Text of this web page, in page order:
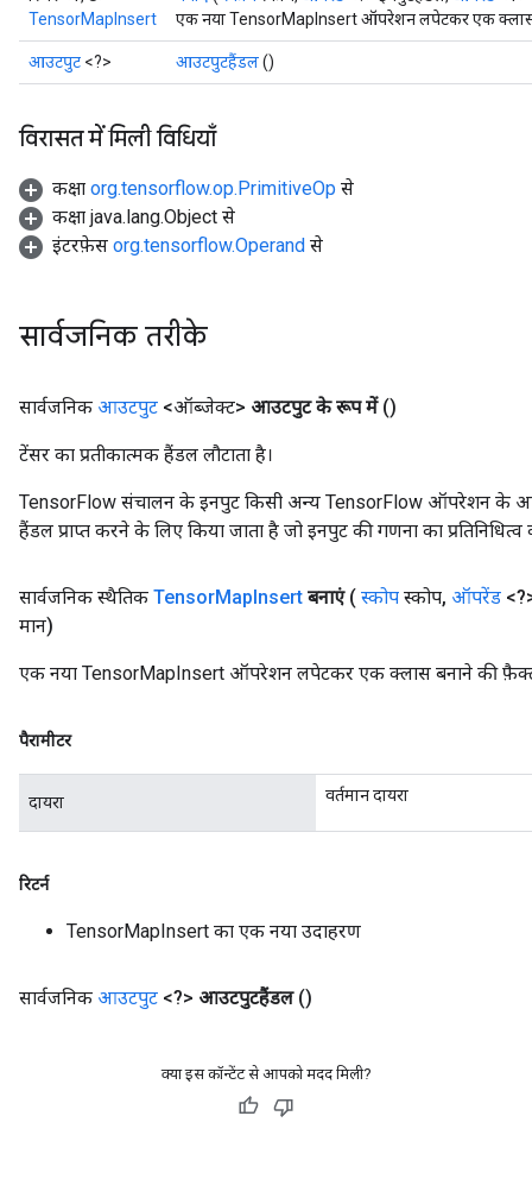
TensorMapInsert
एक नया TensorMapInsert ऑपरेशन लपेटकर एक क्लास
आउटपुट <?> आउटपुटहैंडल()
विरासत में मिली विधियाँ
कक्षा org.tensorflow.op.PrimitiveOp से
कक्षा java.lang.Object से
इंटरफ़ेस org.tensorflow.Operand से
सार्वजनिक तरीके
सार्वजनिक आउटपुट <ऑब्जेक्ट> आउटपुट के रूप में ()
टेंसर का प्रतीकात्मक हैंडल लौटाता है।
TensorFlow संचालन के इनपुट किसी अन्य TensorFlow ऑपरेशन के
हैंडल प्राप्त करने के लिए किया जाता है जो इनपुट की गणना का प्रतिनिधित्व
सार्वजनिक स्थैतिक TensorMapInsert बनाएं ( स्कोप स्कोप, ऑपरेंड
मान)
एक नया TensorMapInsert ऑपरेशन लपेटकर एक क्लास बनाने की
पैरामीटर
दायरा वर्तमान दायरा
रिटर्न
TensorMapInsert का एक नया उदाहरण
सार्वजनिक आउटपुट <?> आउटपुटहैंडल ()
क्या इस कॉन्टेंट से आपको मदद मिली?